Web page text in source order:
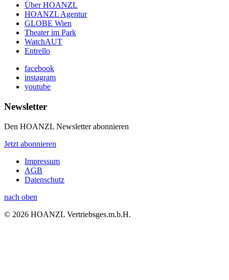
Über HOANZL
HOANZL Agentur
GLOBE Wien
Theater im Park
WatchAUT
Entrello
facebook
instagram
youtube
Newsletter
Den HOANZL Newsletter abonnieren
Jetzt abonnieren
Impressum
AGB
Datenschutz
nach oben
© 2026 HOANZL Vertriebsges.m.b.H.